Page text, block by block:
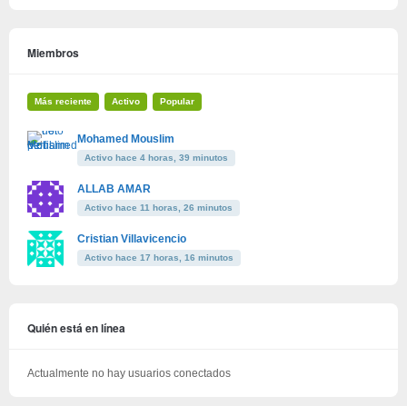
Miembros
Más reciente Activo Popular
Mohamed Mouslim
Activo hace 4 horas, 39 minutos
ALLAB AMAR
Activo hace 11 horas, 26 minutos
Cristian Villavicencio
Activo hace 17 horas, 16 minutos
Quién está en línea
Actualmente no hay usuarios conectados